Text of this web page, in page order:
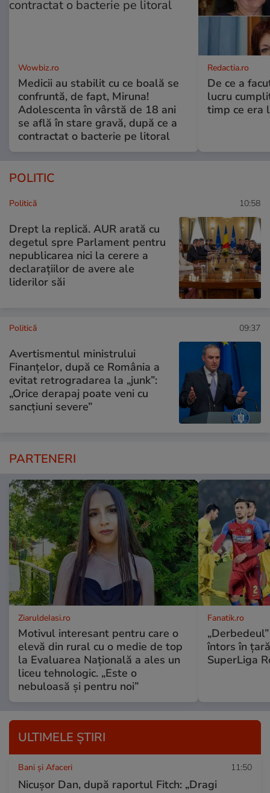
Wowbiz.ro
Medicii au stabilit cu ce boală se
confruntă, de fapt, Miruna!
Adolescenta în vârstă de 18 ani
se află în stare gravă, după ce a
contractat o bacterie pe litoral
Redactia.ro
De ce a
lucru
timp ce era
POLITIC
Politică 10:58
Drept la replică. AUR arată cu
degetul spre Parlament pentru
nepublicarea nici la cerere a
declarațiilor de avere ale
liderilor săi
Politică 09:37
Avertismentul ministrului
Finanțelor, după ce România a
evitat retrogradarea la „junk”:
„Orice derapaj poate veni cu
sancțiuni severe”
PARTENERI
ZiaruldeIasi.ro
Motivul interesant pentru care o
elevă din rural cu o medie de top
la Evaluarea Națională a ales un
liceu tehnologic. „Este o
nebuloasă și pentru noi”
Fanatik.ro
întors în
SuperLiga
ULTIMELE ȘTIRI
Bani și Afaceri 11:50
Nicușor Dan, după raportul Fitch: „Dragi